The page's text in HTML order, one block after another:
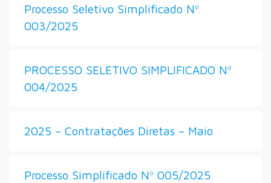
Processo Seletivo Simplificado Nº
003/2025
PROCESSO SELETIVO SIMPLIFICADO Nº
004/2025
2025 – Contratações Diretas – Maio
Processo Simplificado Nº 005/2025